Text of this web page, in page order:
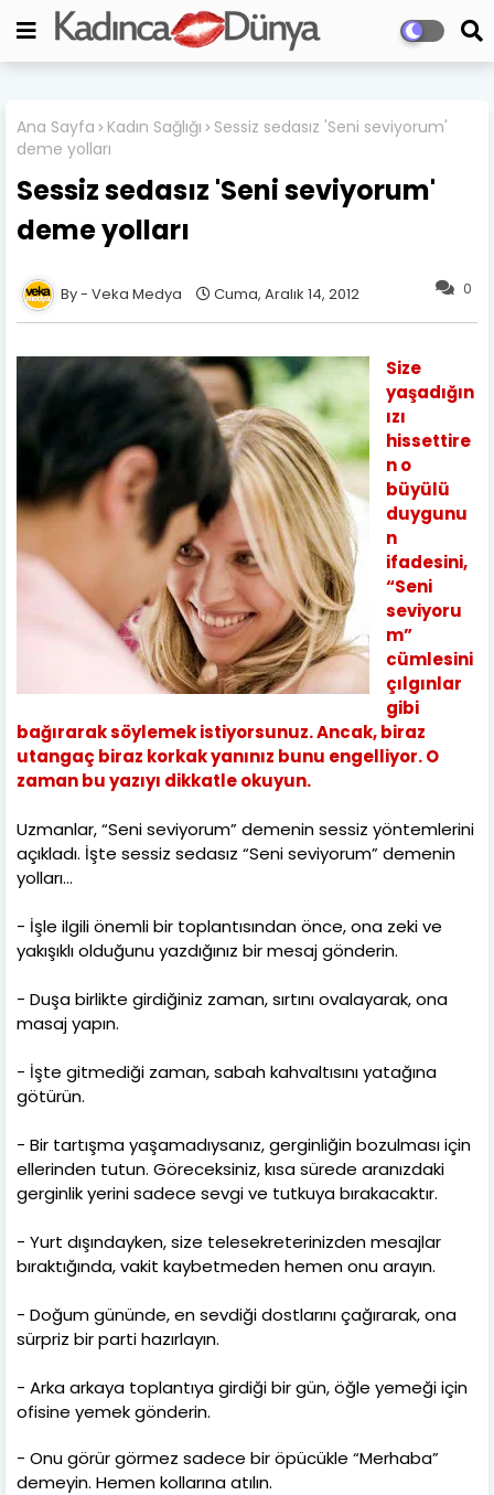
Ana Sayfa Kadın Sağlığı
Sessiz sedasız 'Seni seviyorum'
deme yolları
Sessiz sedasız 'Seni seviyorum'
deme yolları
0
Veka Medya Cuma, Aralık 14, 2012
Size
yaşadığın
ızı
hissettire
n o
büyülü
duygunu
n
ifadesini,
“Seni
seviyoru
m”
cümlesini
çılgınlar
gibi
bağırarak söylemek istiyorsunuz. Ancak, biraz
utangaç biraz korkak yanınız bunu engelliyor. O
zaman bu yazıyı dikkatle okuyun.
Uzmanlar, “Seni seviyorum” demenin sessiz yöntemlerini
açıkladı. İşte sessiz sedasız “Seni seviyorum” demenin
yolları…
- İşle ilgili önemli bir toplantısından önce, ona zeki ve
yakışıklı olduğunu yazdığınız bir mesaj gönderin.
- Duşa birlikte girdiğiniz zaman, sırtını ovalayarak, ona
masaj yapın.
- İşte gitmediği zaman, sabah kahvaltısını yatağına
götürün.
- Bir tartışma yaşamadıysanız, gerginliğin bozulması için
ellerinden tutun. Göreceksiniz, kısa sürede aranızdaki
gerginlik yerini sadece sevgi ve tutkuya bırakacaktır.
- Yurt dışındayken, size telesekreterinizden mesajlar
bıraktığında, vakit kaybetmeden hemen onu arayın.
- Doğum gününde, en sevdiği dostlarını çağırarak, ona
sürpriz bir parti hazırlayın.
- Arka arkaya toplantıya girdiği bir gün, öğle yemeği için
ofisine yemek gönderin.
- Onu görür görmez sadece bir öpücükle “Merhaba”
demeyin. Hemen kollarına atılın.